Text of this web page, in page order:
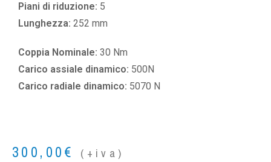
Piani di riduzione: 5
Lunghezza: 252 mm
Coppia Nominale: 30 Nm
Carico assiale dinamico: 500N
Carico radiale dinamico: 5070 N
300,00€ (+iva)